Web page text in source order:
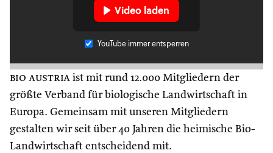
Video laden
YouTube immer entsperren
bio austria ist mit rund 12.000 Mitgliedern der
größte Verband für biologische Landwirtschaft in
Europa. Gemeinsam mit unseren Mitgliedern
gestalten wir seit über 40 Jahren die heimische Bio-
Landwirtschaft entscheidend mit.